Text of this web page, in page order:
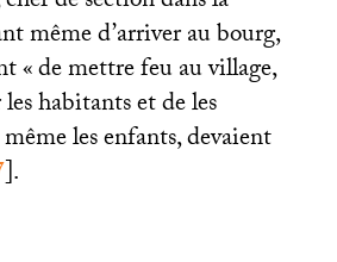
même d’arriver au bourg,
«de mettre feu au village,
les habitants et de les
les enfants, devaient
].